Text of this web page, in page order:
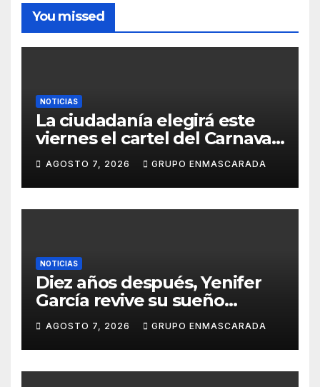
You missed
NOTICIAS
La ciudadanía elegirá este
viernes el cartel del Carnaval
de Las Palmas de Gran
Canaria 2027 en una gala
retransmitida por Televisión
Canaria
AGOSTO 7, 2026 GRUPO ENMASCARADA
NOTICIAS
Diez años después, Yenifer
García revive su sueño
carnavalero en el vídeo de
presentación de San Juan de
la Rambla para el Grand Prix
AGOSTO 7, 2026 GRUPO ENMASCARADA